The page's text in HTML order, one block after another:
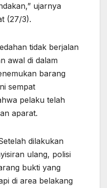
ujarnya
(27/3).
tidak berjalan
awal di dalam
barang
sempat
pelaku telah
aparat.
dilakukan
ulang, polisi
bukti yang
di area belakang